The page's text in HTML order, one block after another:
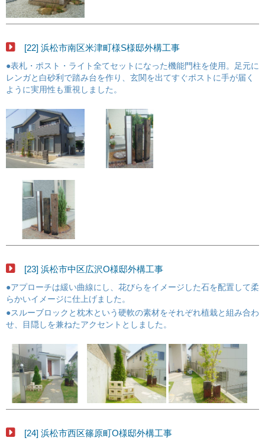
[22] 浜松市南区米津町様S様邸外構工事
●表札・ポスト・ライト全てセットになった機能門柱を使用。足元に
レンガと白砂利で踏み台を作り、玄関を出てすぐポストに手が届く
ように実用性も重視しました。
[23] 浜松市中区広沢O様邸外構工事
●アプローチは緩い曲線にし、花びらをイメージした石を配置して柔
らかいイメージに仕上げました。
●スルーブロックと枕木という硬軟の素材をそれぞれ植栽と組み合わ
せ、目隠しを兼ねたアクセントとしました。
[24] 浜松市西区篠原町O様邸外構工事